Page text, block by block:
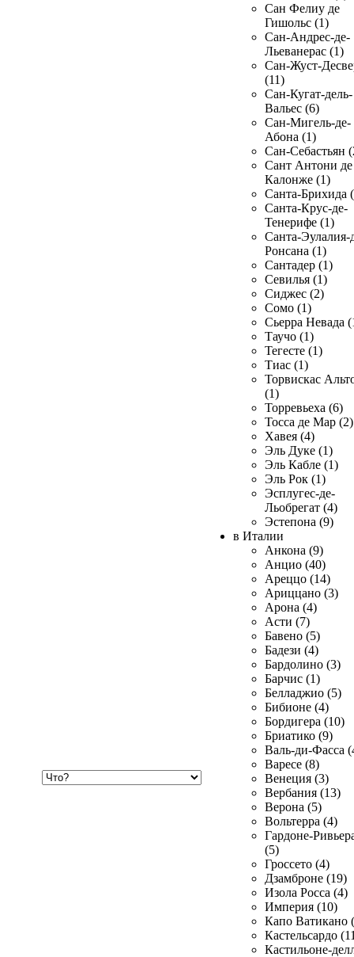
Сан Фелиу де
Гишольс (1)
Сан-Андрес-де-
Льеванерас (1)
Сан-Жуст-
(11)
Сан-Кугат-дель-
Вальес (6)
Сан-Мигель-де-
Абона (1)
Сан-Себастьян
Сант Антони де
Калонже (1)
Санта-Брихида
Санта-Крус-де-
Тенерифе (1)
Санта-Эулалия-
Ронсана (1)
Сантадер (1)
Севилья (1)
Сиджес (2)
Сомо (1)
Сьерра Невада
Таучо (1)
Тегесте (1)
Тиас (1)
Торвискас
(1)
Торревьеха (6)
Тосса де Мар (2)
Хавея (4)
Эль Дуке (1)
Эль Кабле (1)
Эль Рок (1)
Эсплугес-де-
Льобрегат (4)
Эстепона (9)
в Италии
Анкона (9)
Анцио (40)
Ареццо (14)
Ариццано (3)
Арона (4)
Асти (7)
Бавено (5)
Бадези (4)
Бардолино (3)
Барчис (1)
Белладжио (5)
Бибионе (4)
Бордигера (10)
Бриатико (9)
Валь-ди-Фасса
Варесе (8)
Венеция (3)
Вербания (13)
Верона (5)
Вольтерра (4)
Гардоне-
(5)
Гроссето (4)
Дзамброне (19)
Изола Росса (4)
Империя (10)
Капо Ватикано
Кастельсардо
Кастильоне-